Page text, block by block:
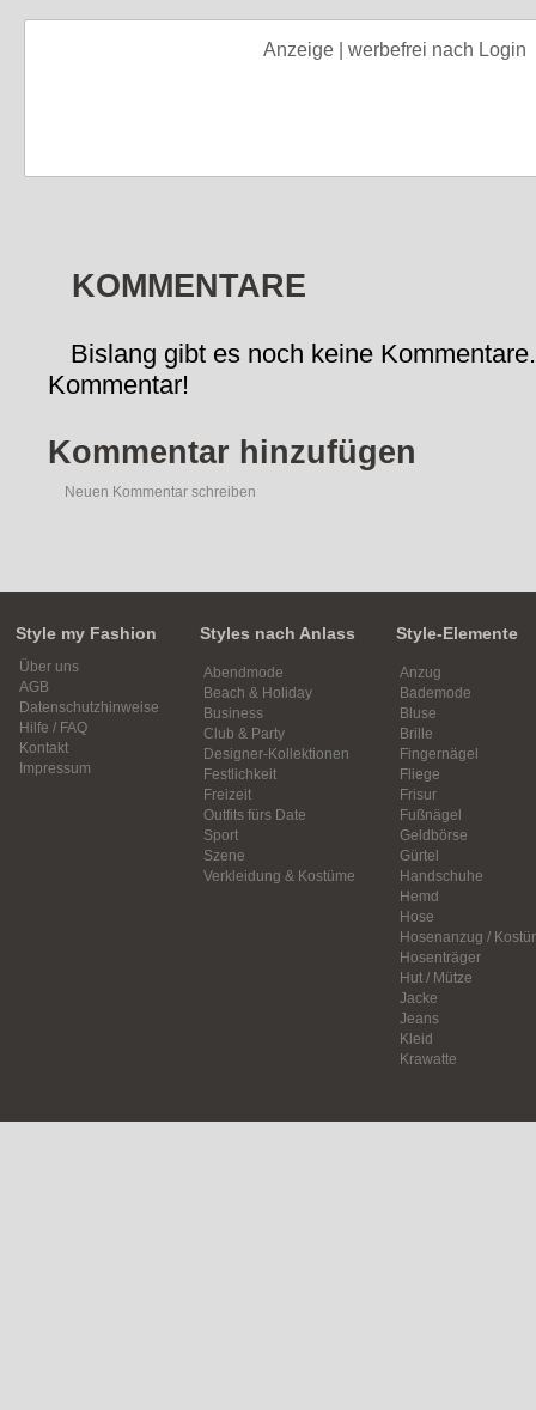
Anzeige | werbefrei nach Login
KOMMENTARE
Bislang gibt es noch keine
Kommentar!
Kommentar hinzufügen
Neuen Kommentar schreiben
Style my Fashion
Über uns
AGB
Datenschutzhinweise
Hilfe / FAQ
Kontakt
Impressum
Styles nach Anlass
Abendmode
Beach & Holiday
Business
Club & Party
Designer-Kollektionen
Festlichkeit
Freizeit
Outfits fürs Date
Sport
Szene
Verkleidung & Kostüme
Style-Elemente
Anzug
Bademode
Bluse
Brille
Fingernägel
Fliege
Frisur
Fußnägel
Geldbörse
Gürtel
Handschuhe
Hemd
Hose
Hosenanzug /
Hosenträger
Hut / Mütze
Jacke
Jeans
Kleid
Krawatte